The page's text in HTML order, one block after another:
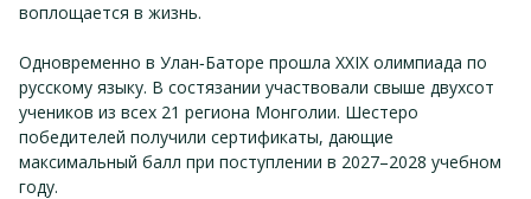
воплощается в жизнь.
Одновременно в Улан‑Баторе прошла XXIX олимпиада по
русскому языку. В состязании участвовали свыше двухсот
учеников из всех 21 региона Монголии. Шестеро
победителей получили сертификаты, дающие
максимальный балл при поступлении в 2027–2028 учебном
году.